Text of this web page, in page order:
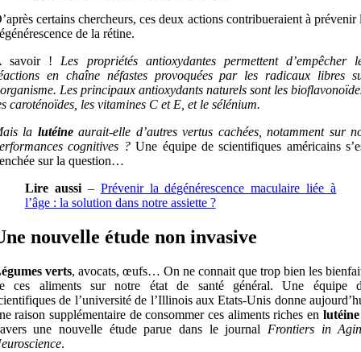
certains chercheurs, ces deux actions contribueraient à prévenir
de la rétine.
savoir !
Les propriétés antioxydantes permettent d’empêcher
en chaîne néfastes provoquées par les radicaux libres
Les principaux antioxydants naturels sont les
caroténoïdes, les vitamines C et E, et le sélénium.
la lutéineaurait-elle d’autres vertus cachées, notamment sur
cognitives ?Une équipe de scientifiques américains
sur la question…
Lire aussi– Prévenir la dégénérescence maculaire liée à
l’âge : la solution dans notre assiette ?
nouvelle étude non invasive
verts, avocats, œufs… On ne connait que trop bien les
ces aliments sur notre état de santé général. Une équipe
de l’université de l’Illinois aux Etats-Unis donne
raison supplémentaire de consommer ces aliments riches en lutéine
une nouvelle étude parue dans le journal Frontiers in
.